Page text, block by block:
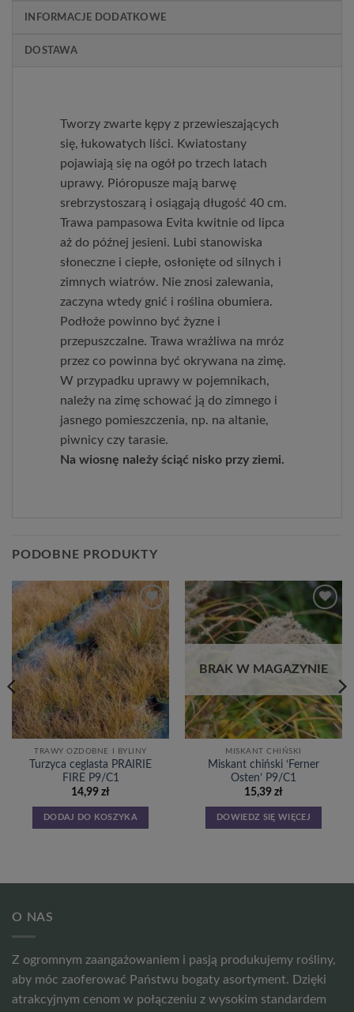
INFORMACJE DODATKOWE
DOSTAWA
Tworzy zwarte kępy z przewieszających
się, łukowatych liści. Kwiatostany
pojawiają się na ogół po trzech latach
uprawy. Pióropusze mają barwę
srebrzystoszarą i osiągają długość 40 cm.
Trawa pampasowa Evita kwitnie od lipca
aż do późnej jesieni. Lubi stanowiska
słoneczne i ciepłe, osłonięte od silnych i
zimnych wiatrów. Nie znosi zalewania,
zaczyna wtedy gnić i roślina obumiera.
Podłoże powinno być żyzne i
przepuszczalne. Trawa wrażliwa na mróz
przez co powinna być okrywana na zimę.
W przypadku uprawy w pojemnikach,
należy na zimę schować ją do zimnego i
jasnego pomieszczenia, np. na altanie,
piwnicy czy tarasie.
Na wiosnę należy ściąć nisko przy ziemi.
PODOBNE PRODUKTY
Dodaj
do
listy
życzeń
TRAWY OZDOBNE I BYLINY
Turzyca ceglasta PRAIRIE
FIRE P9/C1
14,99 zł
DODAJ DO KOSZYKA
do
listy
BRAK W MAGAZYNIE
MISKANT CHIŃSKI
Miskant chiński ‘Ferner
Osten’ P9/C1
15,39 zł
DOWIEDZ SIĘ WIĘCEJ
O NAS
Z ogromnym zaangażowaniem i pasją produkujemy rośliny,
aby móc zaoferować Państwu bogaty asortyment. Dzięki
atrakcyjnym cenom w połączeniu z wysokim standardem